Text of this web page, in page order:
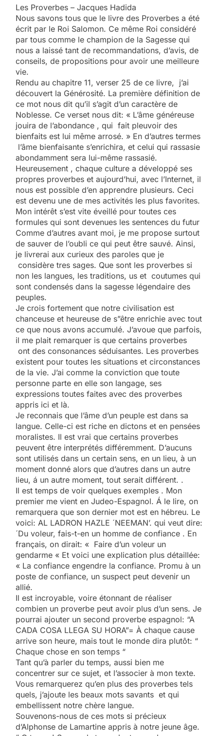
Les Proverbes – Jacques Hadida
Nous savons tous que le livre des Proverbes a été
écrit par le Roi Salomon. Ce même Roi considéré
par tous comme le champion de la Sagesse qui
nous a laissé tant de recommandations, d’avis, de
conseils, de propositions pour avoir une meilleure
vie.
Rendu au chapitre 11, verser 25 de ce livre, j’ai
découvert la Générosité. La première définition de
ce mot nous dit qu’il s’agit d’un caractère de
Noblesse. Ce verset nous dit: « L’âme généreuse
jouira de l’abondance , qui fait pleuvoir des
bienfaits est lui même arrosé. » En d’autres termes
l’âme bienfaisante s’enrichira, et celui qui rassasie
abondamment sera lui-même rassasié.
Heureusement , chaque culture a développé ses
propres proverbes et aujourd’hui, avec l’Internet, il
nous est possible d’en apprendre plusieurs. Ceci
est devenu une de mes activités les plus favorites.
Mon intérêt s’est vite éveillé pour toutes ces
formules qui sont devenues les sentences du futur
Comme d’autres avant moi, je me propose surtout
de sauver de l’oubli ce qui peut être sauvé. Ainsi,
je livrerai aux curieux des paroles que je
considère tres sages. Que sont les proverbes si
non les langues, les traditions, us et coutumes qui
sont condensés dans la sagesse légendaire des
peuples.
Je crois fortement que notre civilisation est
chanceuse et heureuse de s”être enrichie avec tout
ce que nous avons accumulé. J’avoue que parfois,
il me plait remarquer is que certains proverbes
ont des consonances séduisantes. Les proverbes
existent pour toutes les situations et circonstances
de la vie. J’ai comme la conviction que toute
personne parte en elle son langage, ses
expressions toutes faites avec des proverbes
appris ici et là.
Je reconnais que l’âme d’un peuple est dans sa
langue. Celle-ci est riche en dictons et en pensées
moralistes. Il est vrai que certains proverbes
peuvent être interprétés différemment. D’aucuns
sont utilisés dans un certain sens, en un lieu, à un
moment donné alors que d’autres dans un autre
lieu, á un autre moment, tout serait différent. .
Il est temps de voir quelques exemples . Mon
premier me vient en Judeo-Espagnol. Á le lire, on
remarquera que son dernier mot est en hébreu. Le
voici: AL LADRON HAZLE ´NEEMAN’. qui veut dire:
´Du voleur, fais-t-en un homme de confiance . En
français, on dirait: « Faire d’un voleur un
gendarme « Et voici une explication plus détaillée:
« La confiance engendre la confiance. Promu à un
poste de confiance, un suspect peut devenir un
allié.
Il est incroyable, voire étonnant de réaliser
combien un proverbe peut avoir plus d’un sens. Je
pourrai ajouter un second proverbe espagnol: “A
CADA COSA LLEGA SU HORA”= À chaque cause
arrive son heure, mais tout le monde dira plutôt: “
Chaque chose en son temps “
Tant qu’à parler du temps, aussi bien me
concentrer sur ce sujet, et l’associer à mon texte.
Vous remarquerez qu’en plus des proverbes tels
quels, j’ajoute les beaux mots savants et qui
embellissent notre chère langue.
Souvenons-nous de ces mots si précieux
d’Alphonse de Lamartine appris à notre jeune âge.